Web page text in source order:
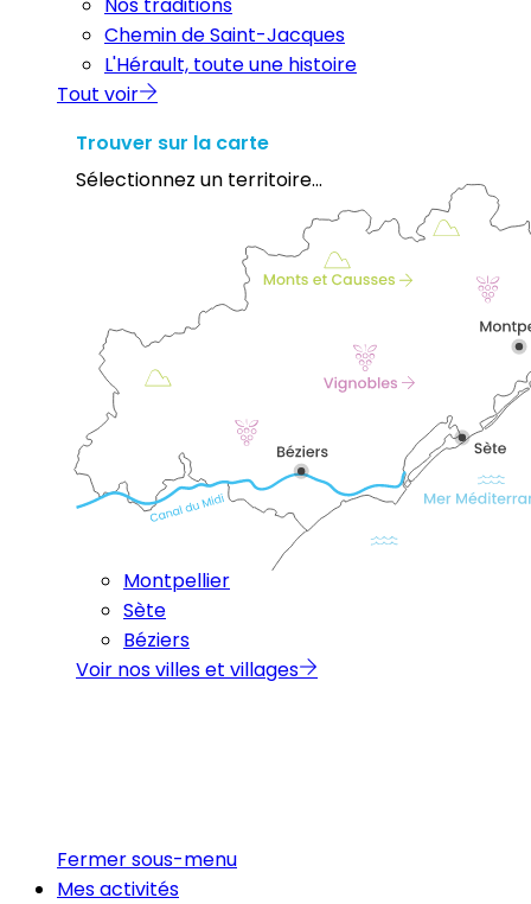
Chemin de Saint-Jacques
L'Hérault, toute une histoire
Tout voir
Trouver sur la carte
Sélectionnez un territoire...
Montpellier
Sète
Béziers
Voir nos villes et villages
Fermer sous-menu
Mes activités